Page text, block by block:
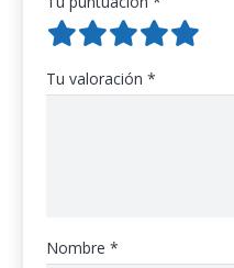
Tu valoración *
Nombre *